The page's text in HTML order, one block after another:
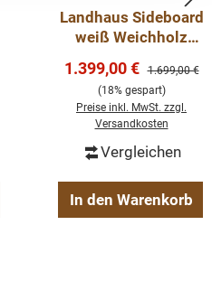
Landhaus Sideboard
weiß Weichholz
Verkaufspreis:
1.399,00 € Regulärer
1.699,00 €
(18% gespart)
Preise inkl. MwSt. zzgl.
Versandkosten
Vergleichen
In den Warenkorb